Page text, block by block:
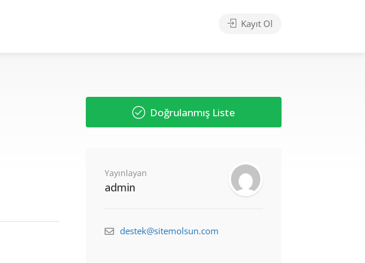
Kayıt Ol
Doğrulanmış Liste
Yayınlayan
admin
destek@sitemolsun.com